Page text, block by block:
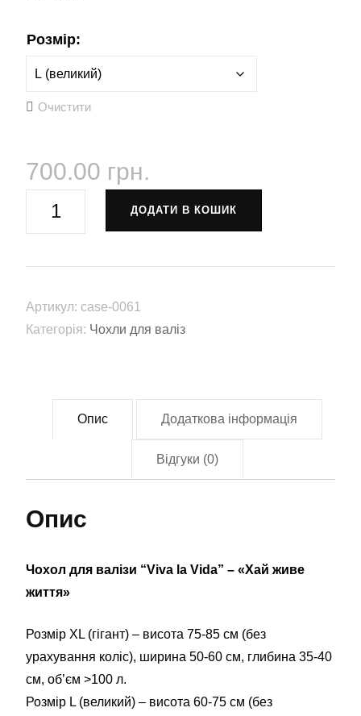
Розмір:
Очистити
700.00 грн.
"Viva
Vida"
–
життя»
ДОДАТИ В КОШИК
Артикул: case-0061
Категорія: Чохли для валіз
Опис Додаткова інформація
Відгуки (0)
Опис
Чохол для валізи “Viva la Vida” – «Хай живе
життя»
Розмір XL (гігант) – висота 75-85 см (без
урахування коліс), ширина 50-60 см, глибина 35-40
см, об’єм >100 л.
Розмір L (великий) – висота 60-75 см (без